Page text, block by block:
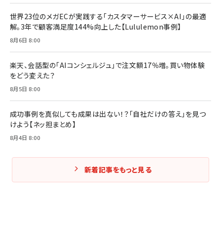
￥2,200
￥1,980
Amazonランキングをもっと見る
世界23位のメガECが実践する「カスタマーサービス×AI」の最適
解。3年で顧客満足度144%向上した【Lululemon事例】
8月6日 8:00
楽天、会話型の「AIコンシェルジュ」で注文額17％増。買い物体験
をどう変えた？
8月5日 8:00
成功事例を真似しても成果は出ない！？「自社だけの答え」を見つ
けよう【ネッ担まとめ】
8月4日 8:00
新着記事をもっと見る